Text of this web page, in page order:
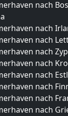
nach
nach
nach
nach
nach
nach
nach
nach
nach